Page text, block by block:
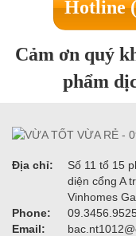
Hotline
Cảm ơn quý
phẩm
Địa chỉ:
Số 11 tổ 15
diện cổng A
Vinhomes
Phone:
Email: